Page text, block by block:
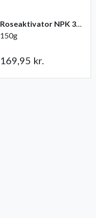
Roseaktivator NPK 3-1-2
150g
169,95 kr.